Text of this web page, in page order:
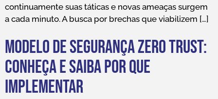
continuamente suas táticas e novas ameaças surgem
a cada minuto. A busca por brechas que viabilizem […]
Modelo de Segurança Zero Trust:
conheça e saiba por que
implementar